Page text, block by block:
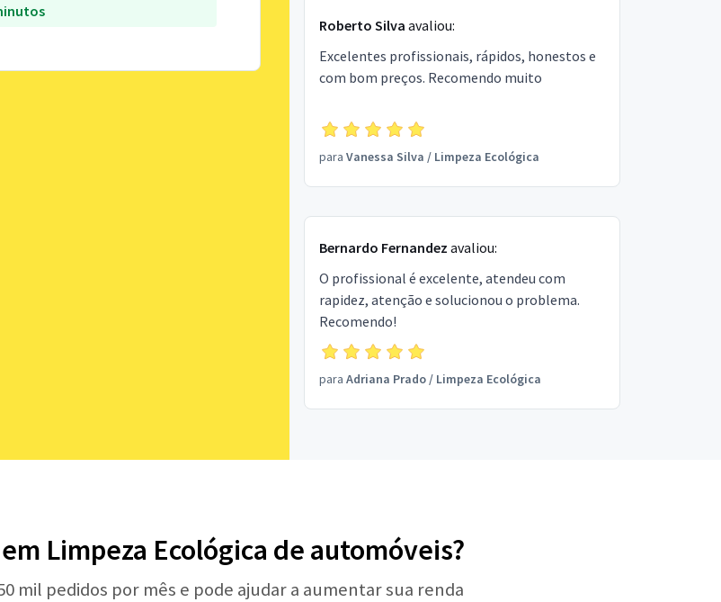
Roberto Silva avaliou:
Excelentes profissionais, rápidos, honestos e
com bom preços. Recomendo muito
para Vanessa Silva / Limpeza Ecológica
Bernardo Fernandez avaliou:
O profissional é excelente, atendeu com
rapidez, atenção e solucionou o problema.
Recomendo!
para Adriana Prado/ Limpeza Ecológica
Limpeza Ecológica de automóveis?
mil pedidos por mês e pode ajudar a aumentar sua renda